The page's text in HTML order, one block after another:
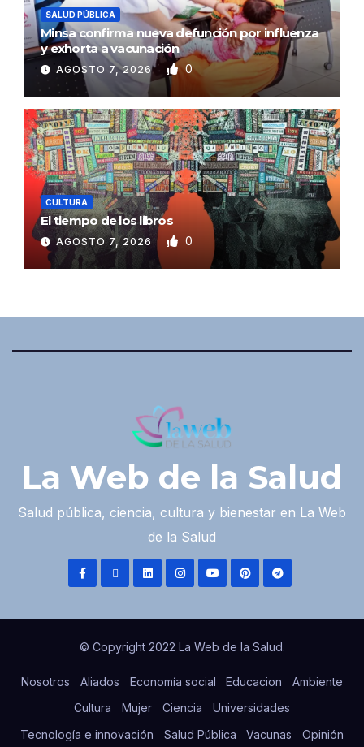
SALUD PÚBLICA
Minsa confirma nueva defunción por influenza
y exhorta a vacunación
AGOSTO 7, 2026 0
CULTURA
El tiempo de los libros
AGOSTO 7, 2026 0
La Web de la Salud
Salud pública, ciencia, cultura y bienestar en La Web
de la Salud
© Copyright 2022 La Web de la Salud.
Nosotros Aliados Economía social Educacion
Ambiente
Cultura
Mujer Ciencia
Universidades
Tecnología e innovación
Salud Pública Vacunas Opinión